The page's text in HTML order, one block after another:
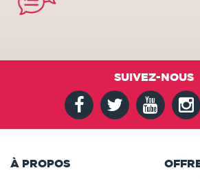
SUIVEZ-NOUS
À PROPOS